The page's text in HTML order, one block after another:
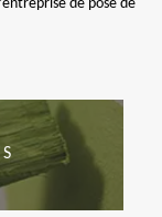
de pose de